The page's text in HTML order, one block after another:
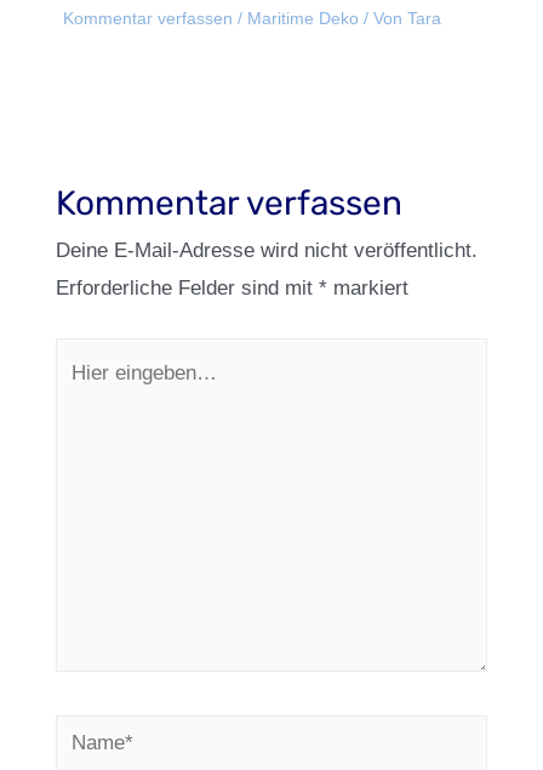
Kommentar verfassen / Maritime Deko / Von Tara
Kommentar verfassen
Deine E-Mail-Adresse wird nicht veröffentlicht.
Erforderliche Felder sind mit *markiert
Name*